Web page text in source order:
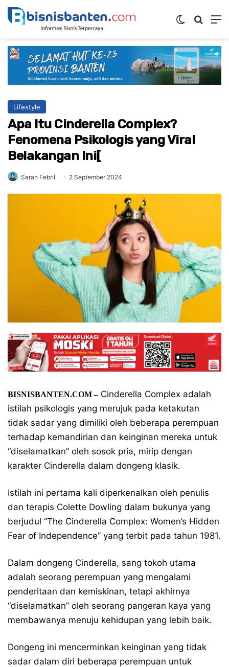
Switch skin
Lifestyle
Apa Itu Cinderella Complex?
Fenomena Psikologis yang Viral
Belakangan Ini[
Sarah Febril 2 September 2024
BISNISBANTEN.COM –Cinderella Complex adalah
istilah psikologis yang merujuk pada ketakutan
tidak sadar yang dimiliki oleh beberapa perempuan
terhadap kemandirian dan keinginan mereka untuk
“diselamatkan” oleh sosok pria, mirip dengan
karakter Cinderella dalam dongeng klasik.
Istilah ini pertama kali diperkenalkan oleh penulis
dan terapis Colette Dowling dalam bukunya yang
berjudul “The Cinderella Complex: Women’s Hidden
Fear of Independence” yang terbit pada tahun 1981.
Dalam dongeng Cinderella, sang tokoh utama
adalah seorang perempuan yang mengalami
penderitaan dan kemiskinan, tetapi akhirnya
“diselamatkan” oleh seorang pangeran kaya yang
membawanya menuju kehidupan yang lebih baik.
Dongeng ini mencerminkan keinginan yang tidak
sadar dalam diri beberapa perempuan untuk